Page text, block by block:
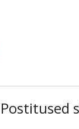
Postitused